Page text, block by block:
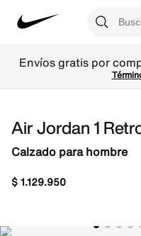
Envíos gratis por
Air Jordan 1
Calzado para hombre
$1.129.950